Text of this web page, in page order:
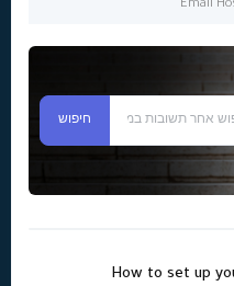
How to set up